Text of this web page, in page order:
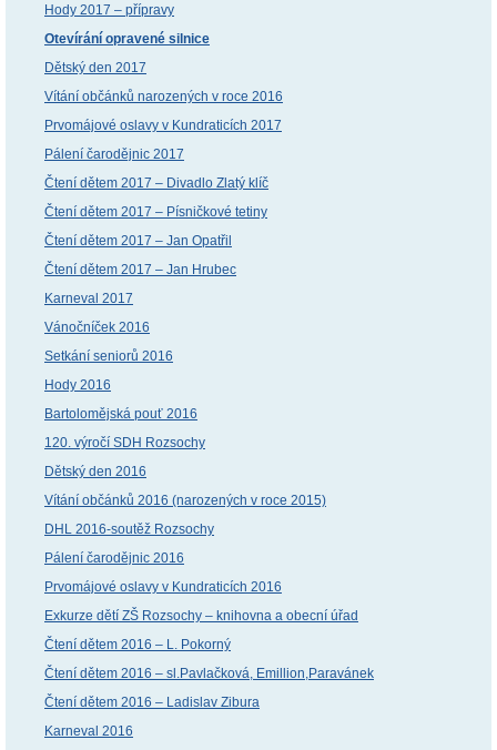
Hody 2017 – přípravy
Otevírání opravené silnice
Dětský den 2017
Vítání občánků narozených v roce 2016
Prvomájové oslavy v Kundraticích 2017
Pálení čarodějnic 2017
Čtení dětem 2017 – Divadlo Zlatý klíč
Čtení dětem 2017 – Písničkové tetiny
Čtení dětem 2017 – Jan Opatřil
Čtení dětem 2017 – Jan Hrubec
Karneval 2017
Vánočníček 2016
Setkání seniorů 2016
Hody 2016
Bartolomějská pouť 2016
120. výročí SDH Rozsochy
Dětský den 2016
Vítání občánků 2016 (narozených v roce 2015)
DHL 2016-soutěž Rozsochy
Pálení čarodějnic 2016
Prvomájové oslavy v Kundraticích 2016
Exkurze dětí ZŠ Rozsochy – knihovna a obecní úřad
Čtení dětem 2016 – L. Pokorný
Čtení dětem 2016 – sl.Pavlačková, Emillion,Paravánek
Čtení dětem 2016 – Ladislav Zibura
Karneval 2016